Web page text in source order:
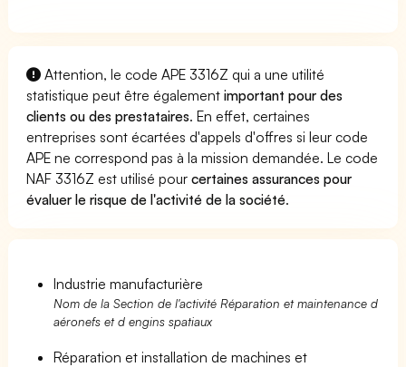
Attention, le code APE 3316Z qui a une utilité
statistique peut être égalementimportant pour des
clients ou des prestataires. En effet, certaines
entreprises sont écartées d'appels d'offres si leur code
APE ne correspond pas à la mission demandée. Le code
NAF 3316Z est utilisé pourcertaines assurances pour
évaluer le risque de l'activité de la société.
Industrie manufacturière
Nom de la Section de l'activité Réparation et maintenance d
aéronefs et d engins spatiaux
Réparation et installation de machines et